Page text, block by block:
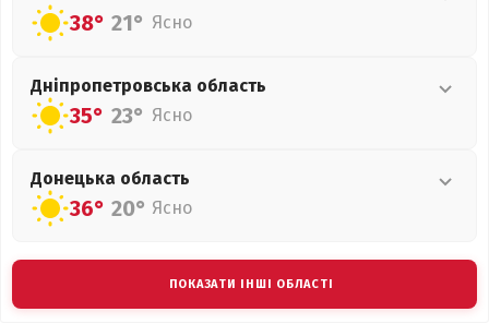
38° 21° Ясно
Дніпропетровська область
35° 23° Ясно
Донецька область
36° 20° Ясно
ПОКАЗАТИ ІНШІ ОБЛАСТІ